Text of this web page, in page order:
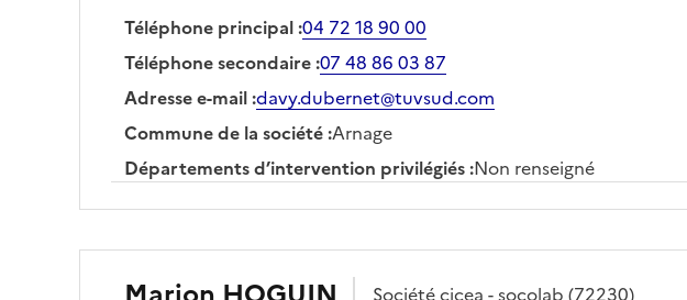
Téléphone principal:04 72 18 90 00
Téléphone secondaire:07 48 86 03 87
Adresse e-mail:davy.dubernet@tuvsud.com
Commune de la société:Arnage
Départements d’intervention privilégiés:Non renseigné
Sociétécicea - socolab (72230)